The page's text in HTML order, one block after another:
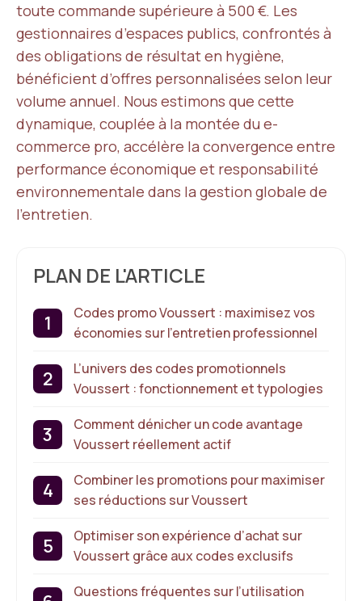
toute commande supérieure à 500 €. Les
gestionnaires d’espaces publics, confrontés à
des obligations de résultat en hygiène,
bénéficient d’offres personnalisées selon leur
volume annuel. Nous estimons que cette
dynamique, couplée à la montée du e-
commerce pro, accélère la convergence entre
performance économique et responsabilité
environnementale dans la gestion globale de
l’entretien.
PLAN DE L'ARTICLE
Codes promo Voussert : maximisez vos
économies sur l’entretien professionnel
L’univers des codes promotionnels
Voussert : fonctionnement et typologies
Comment dénicher un code avantage
Voussert réellement actif
Combiner les promotions pour maximiser
ses réductions sur Voussert
Optimiser son expérience d’achat sur
Voussert grâce aux codes exclusifs
Questions fréquentes sur l’utilisation